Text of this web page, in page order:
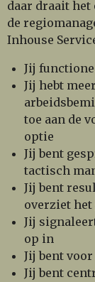
daar draait het
de
Inhouse
Jij
Jij hebt
toe aan de
optie
Jij bent
tactisch
Jij bent
overziet het
Jij
op in
Jij bent
Jij bent